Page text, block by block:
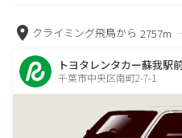
クライミング飛鳥から 2757m
トヨタレンタカー蘇我駅
千葉市中央区南町2-7-1